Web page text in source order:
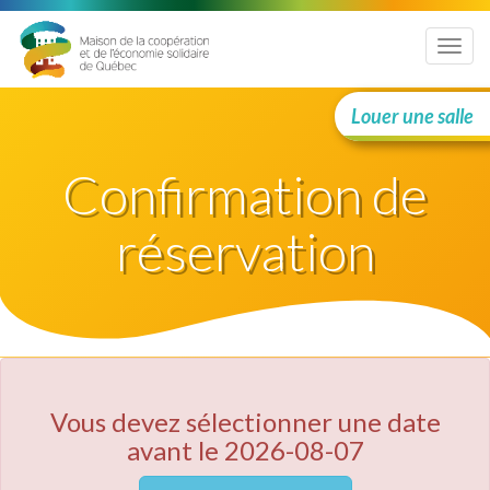
Menu
Louer une salle
Confirmation de
réservation
Vous devez sélectionner une date
avant le 2026-08-07